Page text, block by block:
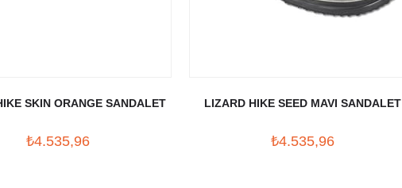
SKIN ORANGE SANDALET
₺4.535,96
LIZARD HIKE SEED MAVI SANDALET
₺4.535,96